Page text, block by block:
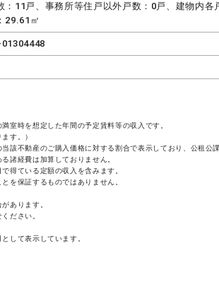
：11戸、事務所等住戸以外戸数：0戸、建物内
29.61㎡
室時を想定した年間の予定賃料等の収入です。
す。）
該不動産のご購入価格に対する割合で表示しており、公租公
諸経費は加算しておりません。
得ている定額の収入を含みます。
を保証するものではありません。
あります。
ださい。
して表示しています。